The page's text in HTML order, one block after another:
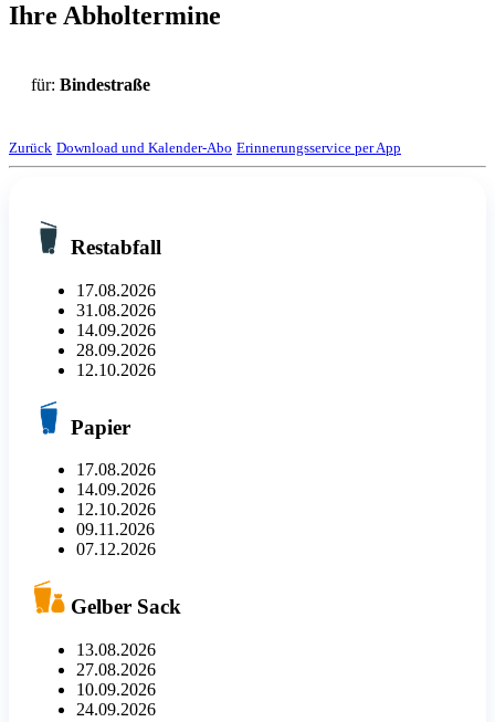
Ihre Abholtermine
für: Bindestraße
Zurück Download und Kalender-Abo Erinnerungsservice per App
Restabfall
17.08.2026
31.08.2026
14.09.2026
28.09.2026
12.10.2026
Papier
17.08.2026
14.09.2026
12.10.2026
09.11.2026
07.12.2026
Gelber Sack
13.08.2026
27.08.2026
10.09.2026
24.09.2026